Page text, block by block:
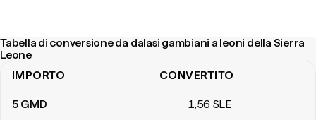
Tabella di conversione da dalasi gambiani a leoni della Sierra
Leone
Tabella di conversione da dalasi gambiani a leoni della Sierra
IMPORTO CONVERTITO
5 GMD 1,56 SLE